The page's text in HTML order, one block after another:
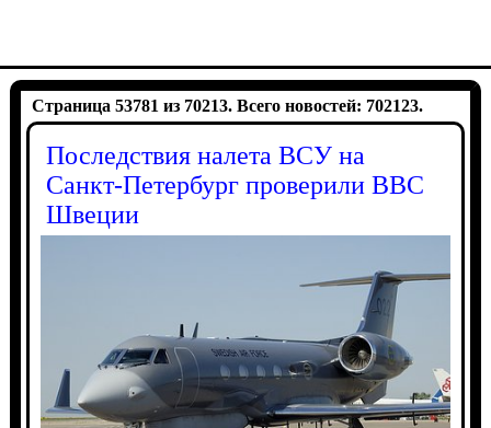
Страница 53781 из 70213. Всего новостей: 702123.
Последствия налета ВСУ на
Санкт-Петербург проверили ВВС
Швеции